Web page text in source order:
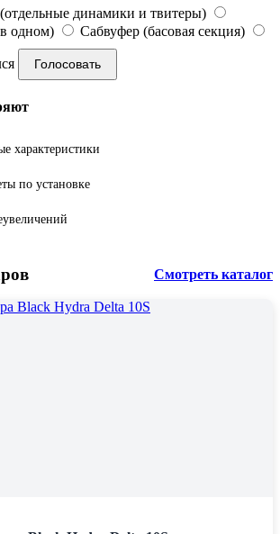
динамики и твитеры)
одном)
Сабвуфер (басовая секция)
Голосовать
характеристики
по установке
Смотреть каталог